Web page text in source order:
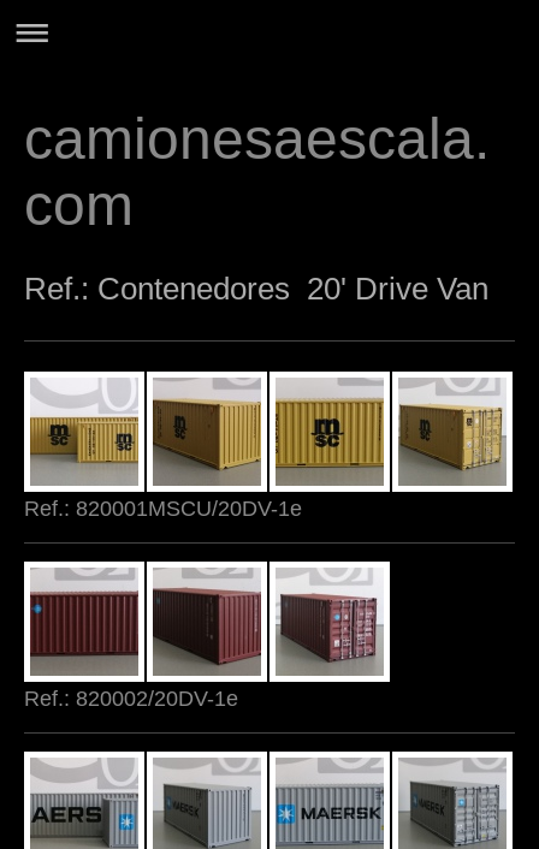
camionesaescala.
com
Ref.: Contenedores 20' Drive Van
Ref.: 820001MSCU/20DV-1e
Ref.: 820002/20DV-1e